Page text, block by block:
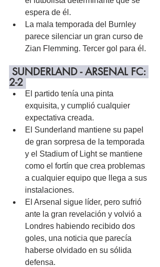
espera de él.
La mala temporada del Burnley
parece silenciar un gran curso de
Zian Flemming. Tercer gol para él.
SUNDERLAND - ARSENAL FC:
2-2
El partido tenía una pinta
exquisita, y cumplió cualquier
expectativa creada.
El Sunderland mantiene su papel
de gran sorpresa de la temporada
y el Stadium of Light se mantiene
como el fortín que crea problemas
a cualquier equipo que llega a sus
instalaciones.
El Arsenal sigue líder, pero sufrió
ante la gran revelación y volvió a
Londres habiendo recibido dos
goles, una noticia que parecía
haberse olvidado en su sólida
defensa.